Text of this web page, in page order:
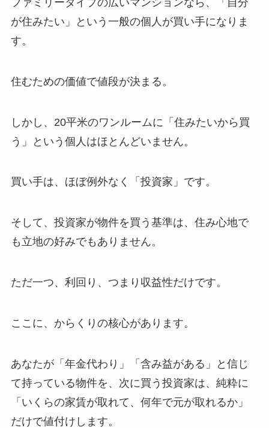
が住みたい」という一般の個人が買い手になりま
す。
住むための価値で値段が決まる。
しかし、20平米のワンルームに「住みたいから買
う」という個人はほとんどいません。
買い手は、ほぼ例外なく「投資家」です。
そして、投資家が物件を買う基準は、住み心地で
も立地の好みでもありません。
ただ一つ、利回り、つまり収益性だけです。
ここに、からくりの核心があります。
あなたが「年金代わり」「含み益がある」と信じ
て持っている物件を、次に買う投資家は、純粋に
「いくらの家賃が取れて、何年で元が取れるか」
だけで値付けします。